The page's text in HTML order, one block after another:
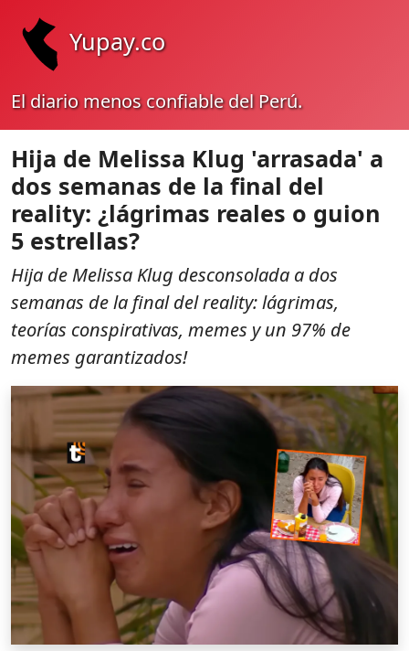
Yupay.co
El diario menos confiable del Perú.
Hija de Melissa Klug 'arrasada' a
dos semanas de la final del
reality: ¿lágrimas reales o guion
5 estrellas?
Hija de Melissa Klug desconsolada a dos
semanas de la final del reality: lágrimas,
teorías conspirativas, memes y un 97% de
memes garantizados!